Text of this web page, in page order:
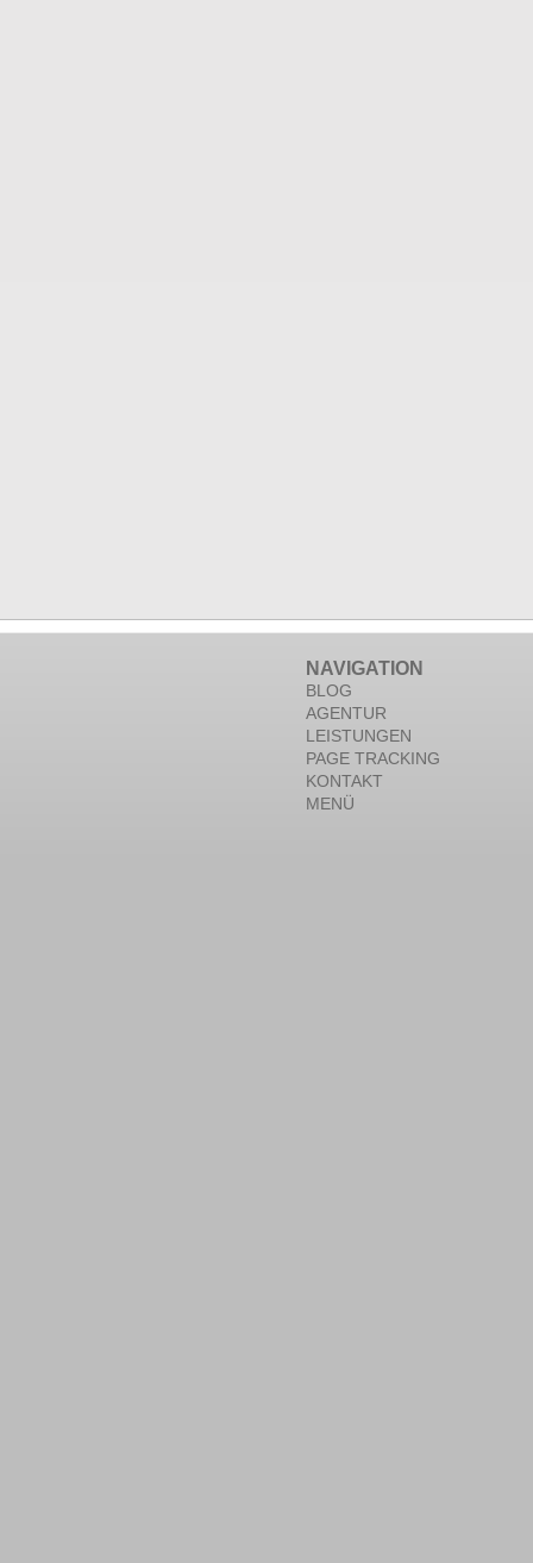
NAVIGATION
BLOG
AGENTUR
LEISTUNGEN
PAGE TRACKING
KONTAKT
MENÜ